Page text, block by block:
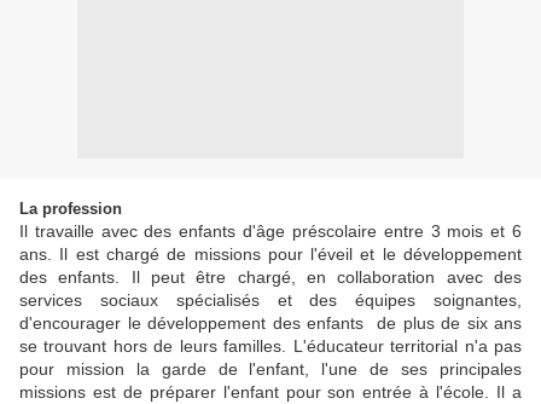
La profession
Il travaille avec des enfants d'âge préscolaire entre 3 mois et 6
ans. Il est chargé de missions pour l'éveil et le développement
des enfants. Il peut être chargé, en collaboration avec des
services sociaux spécialisés et des équipes soignantes,
d'encourager le développement des enfants de plus de six ans
se trouvant hors de leurs familles. L'éducateur territorial n'a pas
pour mission la garde de l'enfant, l'une de ses principales
missions est de préparer l'enfant pour son entrée à l'école. Il a